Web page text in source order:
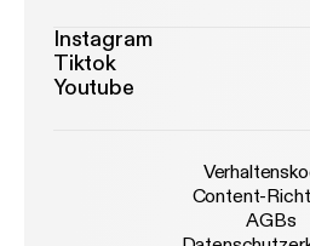
Instagram
Tiktok
Youtube
Content-
AGBs